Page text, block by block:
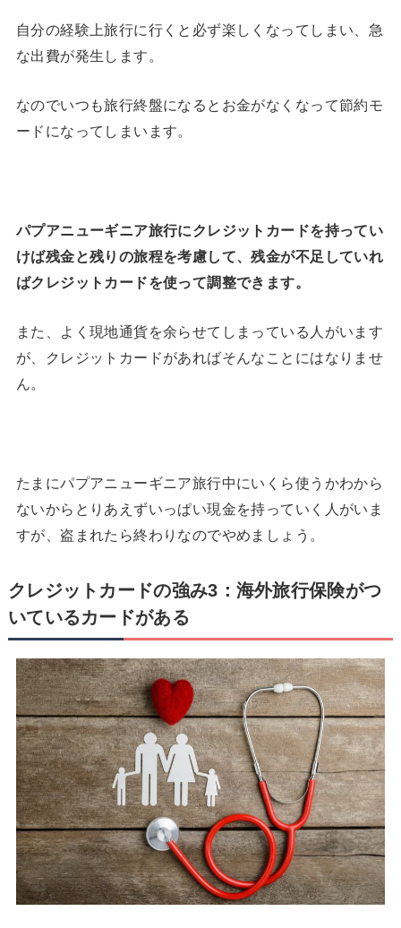
自分の経験上旅行に行くと必ず楽しくなってしまい、急
な出費が発生します。
なのでいつも旅行終盤になるとお金がなくなって節約モ
ードになってしまいます。
パプアニューギニア旅行にクレジットカードを持ってい
けば残金と残りの旅程を考慮して、残金が不足していれ
ばクレジットカードを使って調整できます。
また、よく現地通貨を余らせてしまっている人がいます
が、クレジットカードがあればそんなことにはなりませ
ん。
たまにパプアニューギニア旅行中にいくら使うかわから
ないからとりあえずいっぱい現金を持っていく人がいま
すが、盗まれたら終わりなのでやめましょう。
クレジットカードの強み3：海外旅行保険がつ
いているカードがある